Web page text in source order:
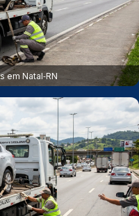
em Natal‑RN